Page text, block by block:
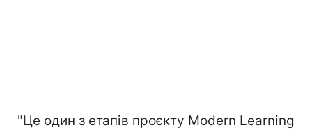
"Це один з етапів проєкту Modern Learning